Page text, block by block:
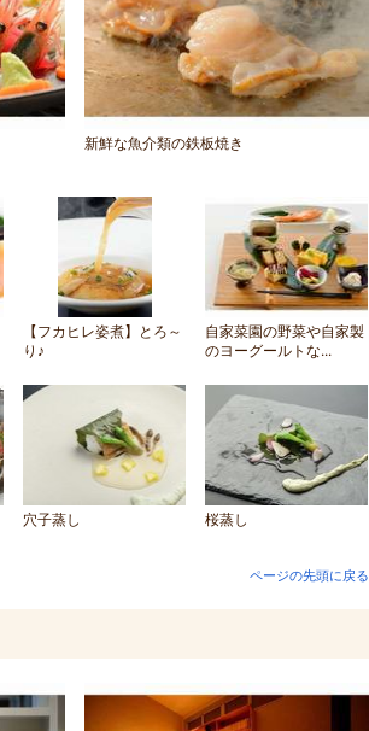
新鮮な魚介類の鉄板焼き
【フカヒレ姿煮】とろ～
り♪
自家菜園の野菜や自家製
のヨーグールトな...
穴子蒸し 桜蒸し
ページの先頭に戻る